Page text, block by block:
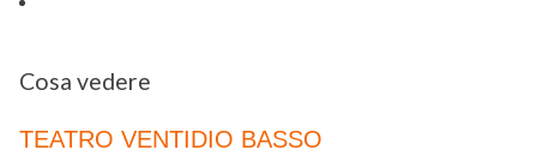
Cosa vedere
TEATRO VENTIDIO BASSO